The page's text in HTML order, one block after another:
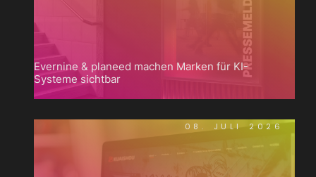
Evernine & planeed machen Marken für KI-
Systeme sichtbar
08. JULI 2026